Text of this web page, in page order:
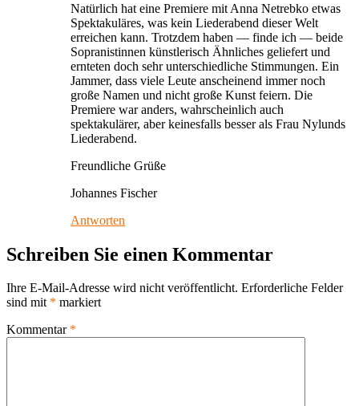
Natürlich hat eine Premiere mit Anna Netrebko etwas
Spektakuläres, was kein Liederabend dieser Welt
erreichen kann. Trotzdem haben — finde ich — beide
Sopranistinnen künstlerisch Ähnliches geliefert und
ernteten doch sehr unterschiedliche Stimmungen. Ein
Jammer, dass viele Leute anscheinend immer noch
große Namen und nicht große Kunst feiern. Die
Premiere war anders, wahrscheinlich auch
spektakulärer, aber keinesfalls besser als Frau Nylunds
Liederabend.
Freundliche Grüße
Johannes Fischer
Antworten
Schreiben Sie einen Kommentar
Ihre E-Mail-Adresse wird nicht veröffentlicht. Erforderliche Felder
sind mit * markiert
Kommentar *